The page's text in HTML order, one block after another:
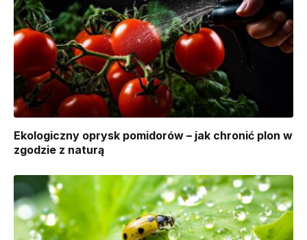
Ekologiczny oprysk pomidorów – jak chronić plon w
zgodzie z naturą